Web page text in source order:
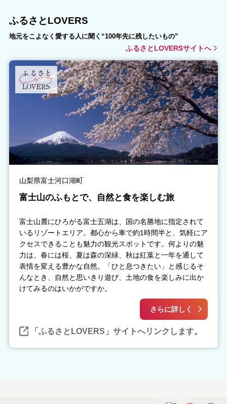
ふるさとLOVERS
地元をこよなく愛する人に聞く“100年先に残したいもの”
ふるさとLOVERSサイトへ
山梨県富士河口湖町
富士山のふもとで、自然と食を楽しむ旅
富士山麓にひろがる富士五湖は、国の名勝地に指定されて
いるリゾートエリア。都心から車で約1時間半と、気軽にア
クセスできることも魅力の観光スポットです。何よりの魅
力は、春には桜、夏は森の深緑、秋は紅葉と一年を通して
表情を変える豊かな自然。「ひと息つきたい」と感じるそ
んなとき、自然と思いきり遊び、土地の食を楽しみに出か
けてみるのはいかがですか。
さらに詳しく
「ふるさとLOVERS」サイトへリンクします。